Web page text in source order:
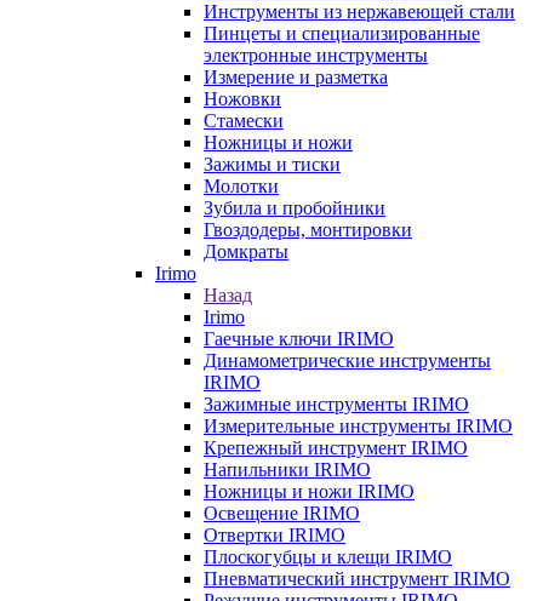
Инструменты из нержавеющей стали
Пинцеты и специализированные
электронные инструменты
Измерение и разметка
Ножовки
Стамески
Ножницы и ножи
Зажимы и тиски
Молотки
Зубила и пробойники
Гвоздодеры, монтировки
Домкраты
Irimo
Назад
Irimo
Гаечные ключи IRIMO
Динамометрические инструменты
IRIMO
Зажимные инструменты IRIMO
Измерительные инструменты IRIMO
Крепежный инструмент IRIMO
Напильники IRIMO
Ножницы и ножи IRIMO
Освещение IRIMO
Отвертки IRIMO
Плоскогубцы и клещи IRIMO
Пневматический инструмент IRIMO